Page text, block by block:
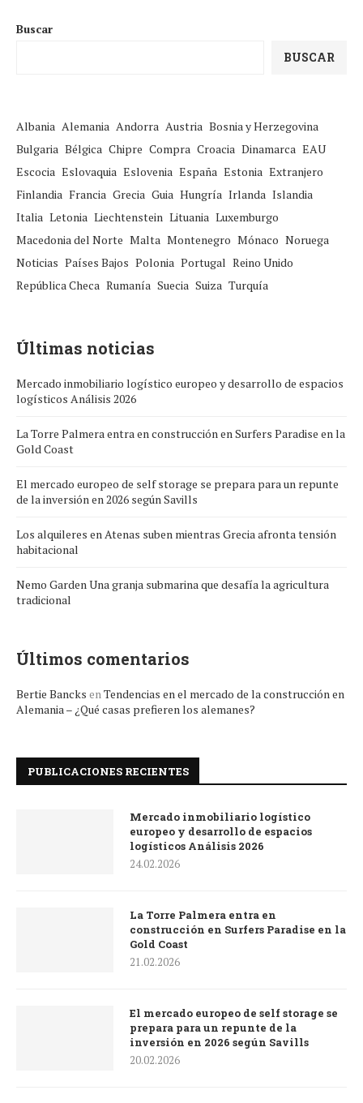
Buscar
BUSCAR
Albania Alemania Andorra Austria Bosnia y Herzegovina
Bulgaria Bélgica Chipre Compra Croacia Dinamarca EAU
Escocia Eslovaquia Eslovenia España Estonia Extranjero
Finlandia Francia Grecia Guia Hungría Irlanda Islandia
Italia Letonia Liechtenstein Lituania Luxemburgo
Macedonia del Norte Malta Montenegro Mónaco Noruega
Noticias Países Bajos Polonia Portugal Reino Unido
República Checa Rumanía Suecia Suiza Turquía
Últimas noticias
Mercado inmobiliario logístico europeo y desarrollo de espacios
logísticos Análisis 2026
La Torre Palmera entra en construcción en Surfers Paradise en la
Gold Coast
El mercado europeo de self storage se prepara para un repunte
de la inversión en 2026 según Savills
Los alquileres en Atenas suben mientras Grecia afronta tensión
habitacional
Nemo Garden Una granja submarina que desafía la agricultura
tradicional
Últimos comentarios
Bertie Bancks enTendencias en el mercado de la construcción en
Alemania – ¿Qué casas prefieren los alemanes?
PUBLICACIONES RECIENTES
Mercado inmobiliario logístico
europeo y desarrollo de espacios
logísticos Análisis 2026
24.02.2026
La Torre Palmera entra en
construcción en Surfers Paradise en la
Gold Coast
21.02.2026
El mercado europeo de self storage se
prepara para un repunte de la
inversión en 2026 según Savills
20.02.2026